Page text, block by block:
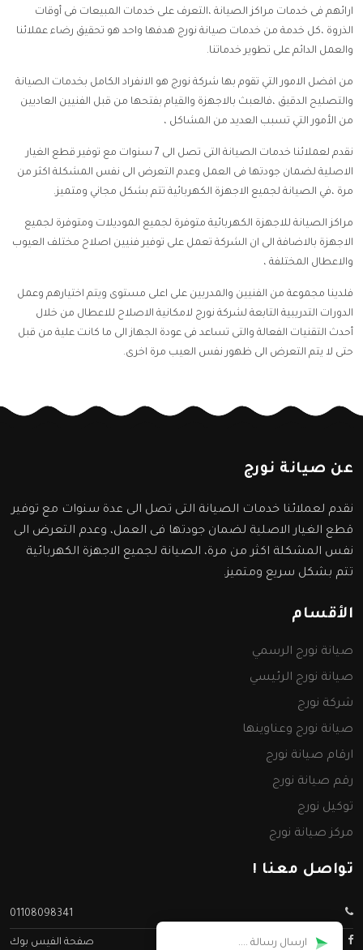
ارائهم فى خدمات مراكز الصيانة ،التعرف على خدمات المبيعات فى أوقات
الذروة ،كل خدمة من خدمات صيانة نورج هدفها واحد هو تحقيق رضاء عملائنا
والعمل الدائم على تطوير خدماتنا.
من افضل الامور التي تقوم بها شركة نورج هو الانفراد الكامل بخدمات الصيانة
والتصليح الدقيق ،فالعبث بالاجهزة والقيام بفتحها من قبل الفنيين العاديين
من الأمور التي تسبب العديد من المشاكل ،
نقدم لعملائنا خدمات الصيانة التى تصل الى 7 سنوات مع توفير قطع الغيار
الاصلية لضمان جودتها فى العمل وعدم التعرض الى نفس المشكلة اكثر من
مرة ،في الصيانة لجميع الاجهزة الكهربائية تتم بشكل مجاني ومتميز.
مراكز الصيانة للاجهزة الكهربائية متوفرة لجميع الموديلات ومتوفرة لجميع
الاجهزة بالاضافة الى ان الشركة تعمل على توفير فنيين اصلاح مختلف العيوب
والاعطال المختلفة ،
فلدينا مجموعة من الفنيين والمدربين على اعلى مستوى ويتم اختيارهم وعمل
الدورات التدريبية التابعة لشركة نورج لامكانية الاصلاح للاعطال من خلال
أحدث التقنيات الفعالة والتى تساعد فى عودة الجهاز الى ما كانت علية من قبل
حتى لا يتم التعرض الى ظهور نفس العيب مرة اخرى.
عن صيانة نورج
نقدم لعملائنا خدمات الصيانة التى تصل الى عدة سنوات مع توفير
قطع الغيار الاصلية لضمان جودتها فى العمل، وعدم التعرض الى
نفس المشكلة اكثر من مرة، الصيانة لجميع الاجهزة الكهربائية
تتم بشكل سريع ومتميز.
الأقسام
صيانة نورج الرسمي
صيانة نورج الرئيسي
شركة نورج
صيانة نورج وعناوينها
ارقام صيانة نورج
رقم صيانة نورج
توكيل نورج
مركز صيانة نورج
تواصل معنا !
01108098341
صفحة الفيس بوك